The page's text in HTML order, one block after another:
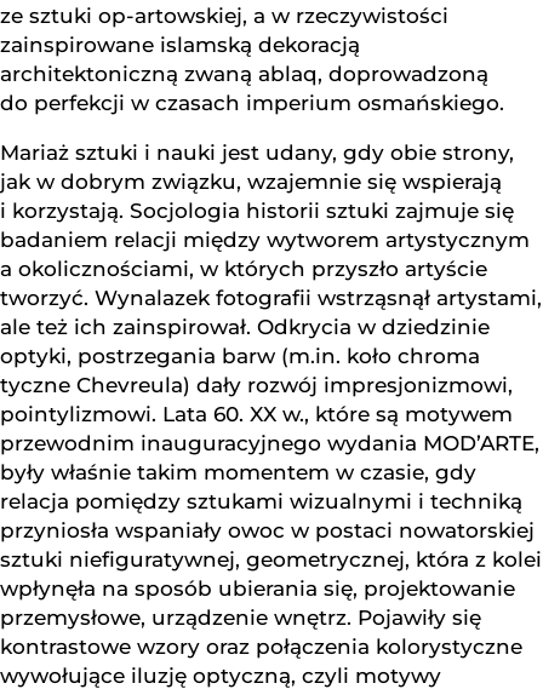
ze sztuki op-artowskiej, a w rzeczywistości
zainspirowane islamską dekoracją
architektoniczną zwaną ablaq, doprowadzoną
do perfekcji w czasach imperium osmańskiego.
Mariaż sztuki i nauki jest udany, gdy obie strony,
jak w dobrym związku, wzajemnie się wspierają
i korzystają. Socjologia historii sztuki zajmuje się
badaniem relacji między wytworem artystycznym
a okolicznościami, w których przyszło artyście
tworzyć. Wynalazek fotografii wstrząsnął artystami,
ale też ich zainspirował. Odkrycia w dziedzinie
optyki, postrzegania barw (m.in. koło chroma
tyczne Chevreula) dały rozwój impresjonizmowi,
pointylizmowi. Lata 60. XX w., które są motywem
przewodnim inauguracyjnego wydania MOD’ARTE,
były właśnie takim momentem w czasie, gdy
relacja pomiędzy sztukami wizualnymi i techniką
przyniosła wspaniały owoc w postaci nowatorskiej
sztuki niefiguratywnej, geometrycznej, która z kolei
wpłynęła na sposób ubierania się, projektowanie
przemysłowe, urządzenie wnętrz. Pojawiły się
kontrastowe wzory oraz połączenia kolorystyczne
wywołujące iluzję optyczną, czyli motywy